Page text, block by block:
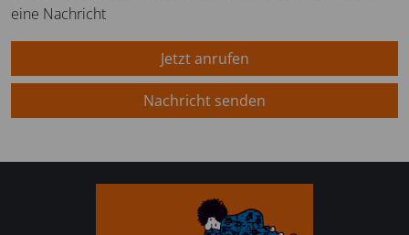
eine Nachricht
Jetzt anrufen
Nachricht senden